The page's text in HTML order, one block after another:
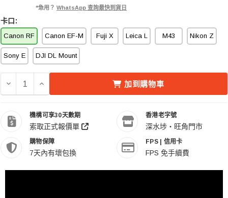
*急用？ WhatsApp 查詢最快到貨日
卡口:
Canon RF Canon EF-M Fuji X Leica L M43 Nikon Z
Sony E DJI DL Mount
減少 LAOWA 9MM F/2.8 零變形鏡頭 CANON RF 的數量
增加 LAOWA 9MM F/2.8 零變形鏡頭 CANON RF 的
加到購物車
機構可享30天數期
索取正式報價單
香港老字號
深水埗・旺角門市
購物保障
7天內有壞包換
FPS | 信用卡
FPS 免手續費